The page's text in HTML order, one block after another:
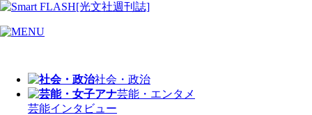
社会・政治
芸能・エンタメ
芸能インタビュー